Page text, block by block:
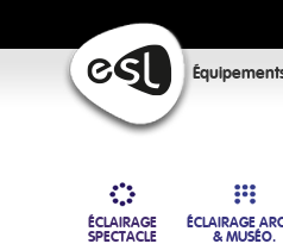
ÉCLAIRAGE
SPECTACLE
ÉCLAIRAGE
& MUSÉO.